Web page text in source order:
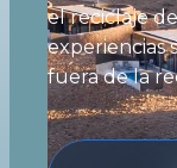
el reciclaje
experiencias
fuera de la